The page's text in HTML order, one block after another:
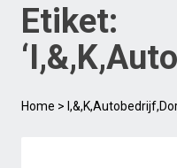
Etiket:
Home >